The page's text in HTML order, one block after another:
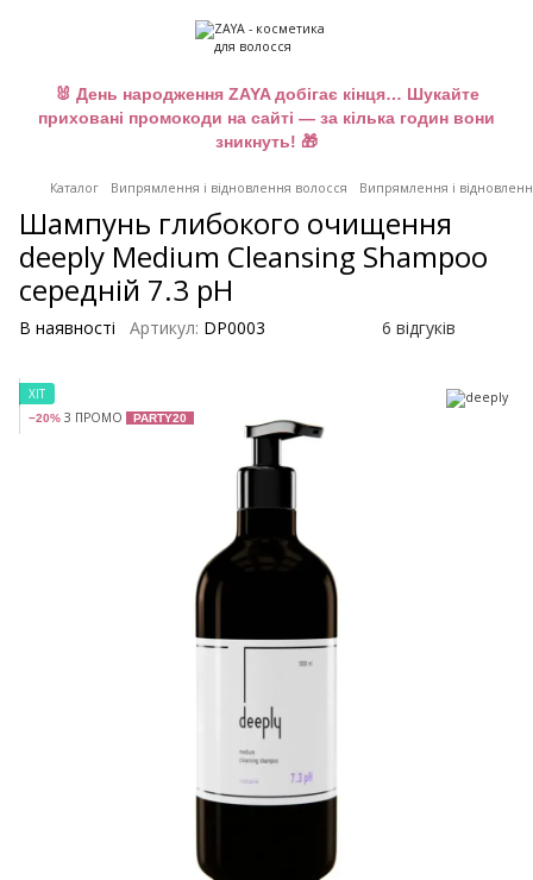
🐰 День народження ZAYA добігає кінця… Шукайте
приховані промокоди на сайті — за кілька годин вони
зникнуть! 🎁
Каталог Випрямлення і відновлення волосся Випрямлення і
Шампунь глибокого очищення
deeply Medium Cleansing Shampoo
середній 7.3 pH
В наявності Артикул: DP0003 6 відгуків
ХІТ
−20% З ПРОМО PARTY20